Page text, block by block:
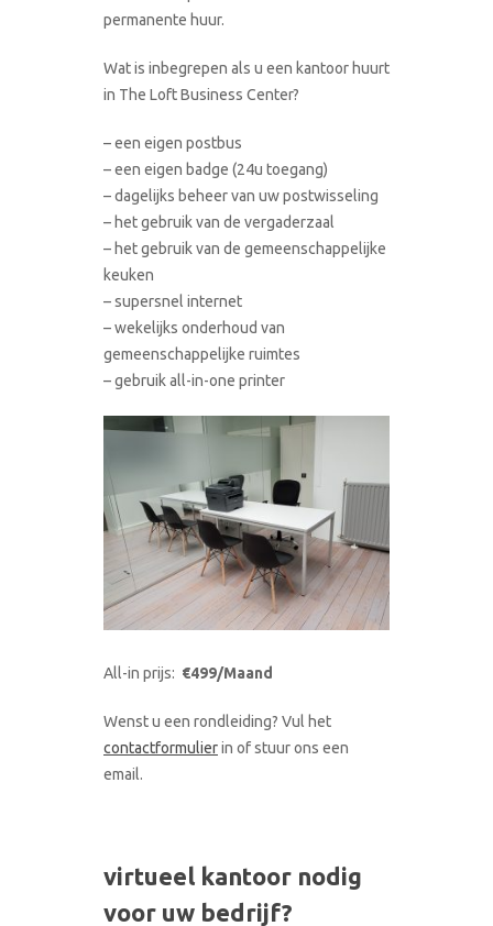
permanente huur.
Wat is inbegrepen als u een kantoor huurt
in The Loft Business Center?
– een eigen postbus
– een eigen badge (24u toegang)
– dagelijks beheer van uw postwisseling
– het gebruik van de vergaderzaal
– het gebruik van de gemeenschappelijke
keuken
– supersnel internet
– wekelijks onderhoud van
gemeenschappelijke ruimtes
– gebruik all-in-one printer
All-in prijs: €499/Maand
Wenst u een rondleiding? Vul het
contactformulierin of stuur ons een
email.
virtueel kantoor nodig
voor uw bedrijf?